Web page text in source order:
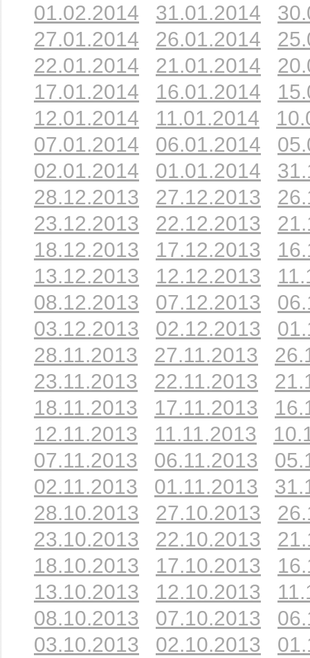
01.02.2014
31.01.2014
27.01.2014
26.01.2014
22.01.2014
21.01.2014
17.01.2014
16.01.2014
12.01.2014
11.01.2014
07.01.2014
06.01.2014
02.01.2014
01.01.2014
28.12.2013
27.12.2013
23.12.2013
22.12.2013
18.12.2013
17.12.2013
13.12.2013
12.12.2013
08.12.2013
07.12.2013
03.12.2013
02.12.2013
28.11.2013
27.11.2013
23.11.2013
22.11.2013
18.11.2013
17.11.2013
12.11.2013
11.11.2013
07.11.2013
06.11.2013
02.11.2013
01.11.2013
28.10.2013
27.10.2013
23.10.2013
22.10.2013
18.10.2013
17.10.2013
13.10.2013
12.10.2013
08.10.2013
07.10.2013
03.10.2013
02.10.2013